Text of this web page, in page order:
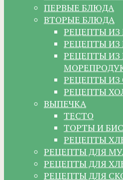
ПЕРВЫЕ БЛЮДА
ВТОРЫЕ БЛЮДА
РЕЦЕПТЫ
РЕЦЕПТЫ
РЕЦЕПТЫ
РЕЦЕПТЫ
РЕЦЕПТЫ
ВЫПЕЧКА
ТЕСТО
ТОРТЫ И
РЕЦЕПТЫ
РЕЦЕПТЫ ДЛЯ
РЕЦЕПТЫ ДЛЯ
РЕЦЕПТЫ ДЛЯ